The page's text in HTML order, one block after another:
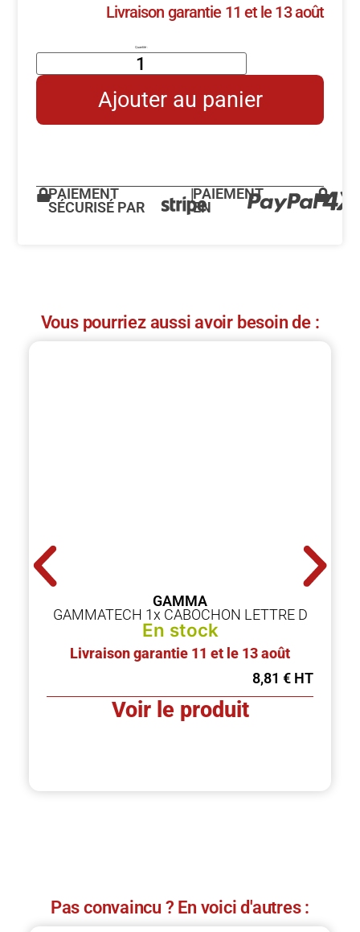
Livraison garantie 11 et le 13 août
Ajouter au panier
PAIEMENT
SÉCURISÉ PAR
|PAIEMENT
EN
Vous pourriez aussi avoir besoin de :
GAMMA
GAMMATECH 1x CABOCHON LETTRE D
En stock
Livraison garantie 11 et le 13 août
8,81 €
Voir le produit
Pas convaincu ? En voici d'autres :